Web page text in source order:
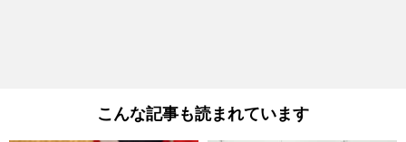
こんな記事も読まれています